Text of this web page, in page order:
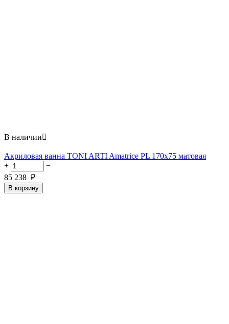
В наличии
Акриловая ванна TONI ARTI Amatrice PL 170x75 матовая
+
−
85 238 ₽
В корзину